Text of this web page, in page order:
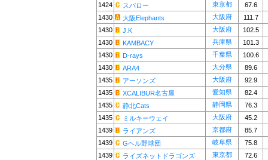
1424
スパロー 東京都
67.6
1430
大阪Elephants 大阪府
111.7
1430
J.K 大阪府
102.5
1430
KAMBACY 兵庫県
101.3
1430
D-rays 千葉県
100.6
1430
ARA4 大分県
89.6
1435
アーソンズ 大阪府
92.9
1435
XCALIBUR名古屋 愛知県
82.4
1435
静北Cats 静岡県
76.3
1435
ミルキーウェイ 大阪府
45.2
1439
ライアンズ 京都府
85.7
1439
Gヘル野球団 岐阜県
75.8
1439
ライズネットドラゴンズ 東京都
72.6